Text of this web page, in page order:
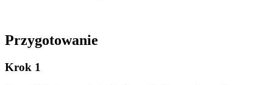
Przygotowanie
Krok 1